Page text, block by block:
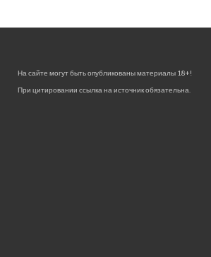
На сайте могут быть опубликованы материалы 18+!
При цитировании ссылка на источник обязательна.